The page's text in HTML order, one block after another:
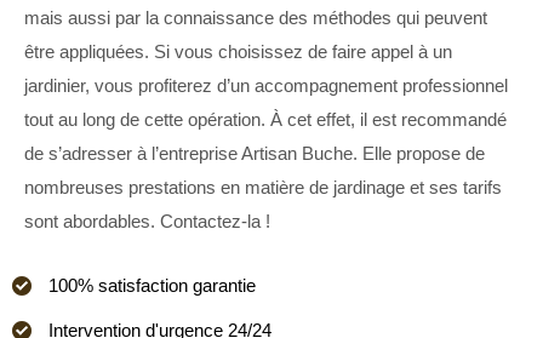
mais aussi par la connaissance des méthodes qui peuvent
être appliquées. Si vous choisissez de faire appel à un
jardinier, vous profiterez d’un accompagnement professionnel
tout au long de cette opération. À cet effet, il est recommandé
de s’adresser à l’entreprise Artisan Buche. Elle propose de
nombreuses prestations en matière de jardinage et ses tarifs
sont abordables. Contactez-la !
100% satisfaction garantie
Intervention d'urgence 24/24